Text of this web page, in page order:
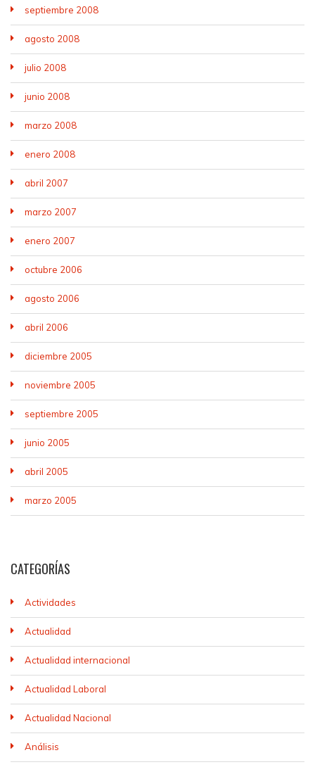
septiembre 2008
agosto 2008
julio 2008
junio 2008
marzo 2008
enero 2008
abril 2007
marzo 2007
enero 2007
octubre 2006
agosto 2006
abril 2006
diciembre 2005
noviembre 2005
septiembre 2005
junio 2005
abril 2005
marzo 2005
CATEGORÍAS
Actividades
Actualidad
Actualidad internacional
Actualidad Laboral
Actualidad Nacional
Análisis